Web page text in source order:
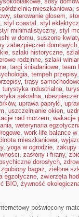
mieszkaniowa,
, sterowanie głosem,
, styl coastal , styl
minimalistyczny, styl
w domu, suszone
zabezpieczeń domowych
, szlaki historyczne,
rodzinne, szlaki
, targi śniadaniowe, team
, tempeh przepisy
, trasy
turystyka industrialna,
sakralna,
, uprawa papryki,
, uszczelnianie okien,
nad morzem, wakacje
, weterynaria
, work-life balance w
mieszkaniowa,
, yoga w ogrodzie, zakupy
, zasłony i firany,
dorosłych,
zgubiony bagaż, zielone
egzotyczne, zwierzęta
BIO, żywność
poświęcony